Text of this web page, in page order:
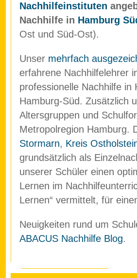
Nachhilfeinstituten
Nachhilfe in Hamburg
Ost und Süd-Ost).
Unser mehrfach
erfahrene Nachhilfelehrer
professionelle Nachhilfe
Hamburg-Süd. Zusätzlich
Altersgruppen und
Metropolregion Hamburg.
Stormarn, Kreis
grundsätzlich als
unserer Schüler einen
Lernen im
Lernen“ vermittelt, für
Neuigkeiten rund um
ABACUS Nachhilfe Blog.